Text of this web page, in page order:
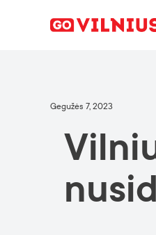
ATRASTI
Kodėl
Renginiai
Europos
Maistas ir
VERSLO
Kodėl
Pagrindiniai
Sėkmės
PASIRINKTI
Kodėl
Dirbti
Studijos
Sėkmės
ATRASKITE
Atvykimo
Naujienos
Gegužės 7, 2023